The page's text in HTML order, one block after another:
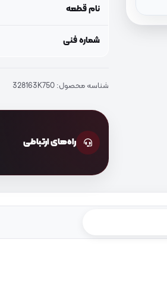
نام قطعه
شماره فنی
شناسه محصول:328163K750
راه‌های ارتباطی